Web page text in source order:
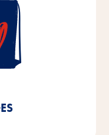
et de Basse-
recyclables
visons 100%
produits fabriqués
réduction de